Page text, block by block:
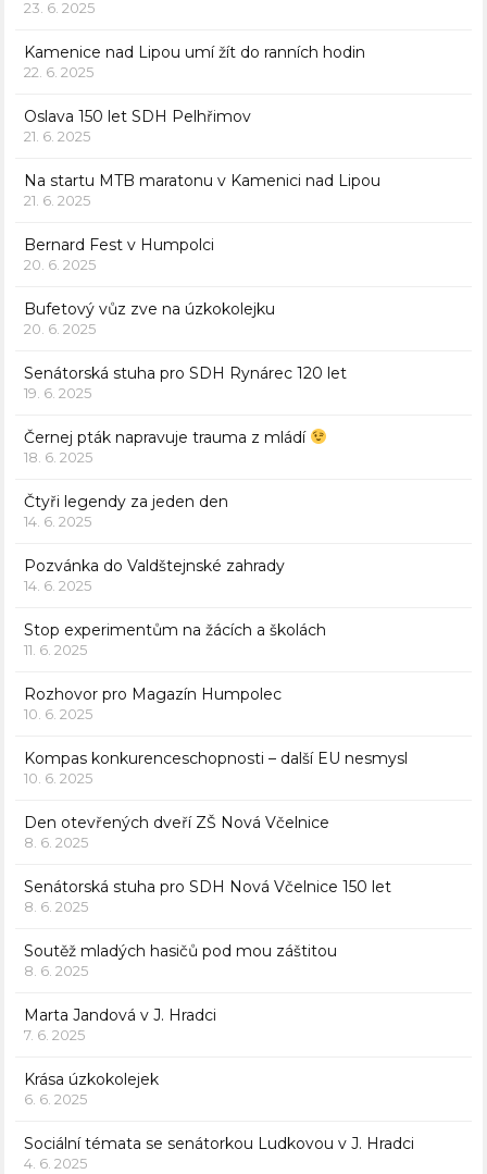
23. 6. 2025
Kamenice nad Lipou umí žít do ranních hodin
22. 6. 2025
Oslava 150 let SDH Pelhřimov
21. 6. 2025
Na startu MTB maratonu v Kamenici nad Lipou
21. 6. 2025
Bernard Fest v Humpolci
20. 6. 2025
Bufetový vůz zve na úzkokolejku
20. 6. 2025
Senátorská stuha pro SDH Rynárec 120 let
19. 6. 2025
Černej pták napravuje trauma z mládí
18. 6. 2025
Čtyři legendy za jeden den
14. 6. 2025
Pozvánka do Valdštejnské zahrady
14. 6. 2025
Stop experimentům na žácích a školách
11. 6. 2025
Rozhovor pro Magazín Humpolec
10. 6. 2025
Kompas konkurenceschopnosti – další EU nesmysl
10. 6. 2025
Den otevřených dveří ZŠ Nová Včelnice
8. 6. 2025
Senátorská stuha pro SDH Nová Včelnice 150 let
8. 6. 2025
Soutěž mladých hasičů pod mou záštitou
8. 6. 2025
Marta Jandová v J. Hradci
7. 6. 2025
Krása úzkokolejek
6. 6. 2025
Sociální témata se senátorkou Ludkovou v J. Hradci
4. 6. 2025